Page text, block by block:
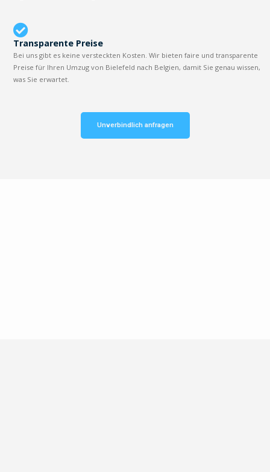
Transparente Preise
Bei uns gibt es keine versteckten Kosten. Wir bieten faire und transparente
Preise für Ihren Umzug von Bielefeld nach Belgien, damit Sie genau wissen,
was Sie erwartet.
Unverbindlich anfragen